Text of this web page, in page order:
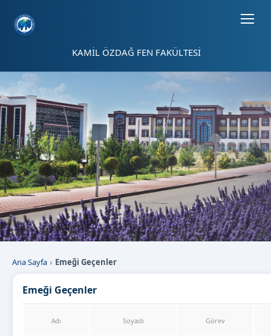
KAMİL ÖZDAĞ FEN FAKÜLTESİ
Ana Sayfa Emeği Geçenler
Emeği Geçenler
Adı Soyadı Görev